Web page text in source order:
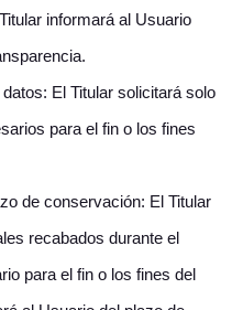
informará al Usuario
El Titular solicitará solo
para el fin o los fines
de conservación: El Titular
recabados durante el
para el fin o los fines del